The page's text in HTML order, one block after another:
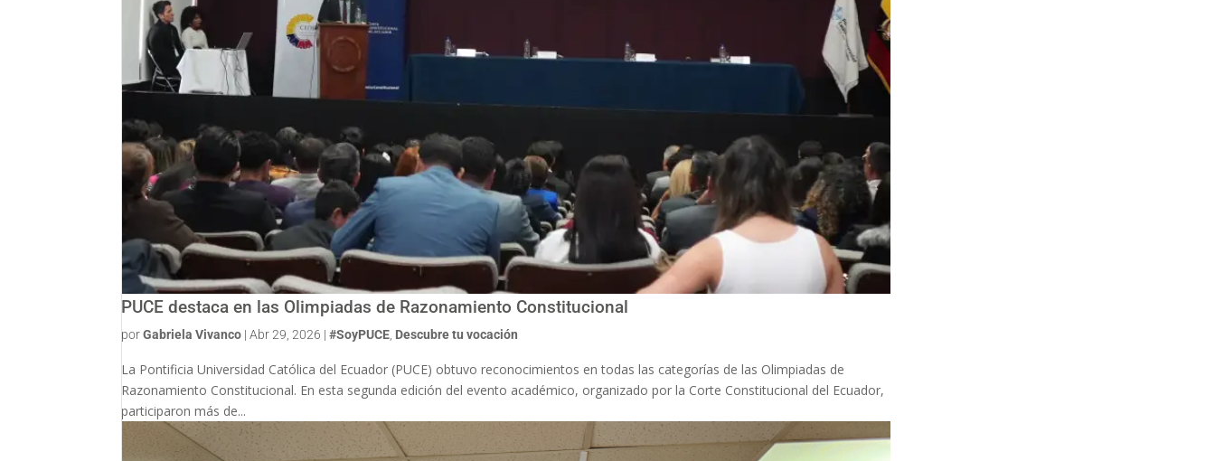
PUCE destaca en las Olimpiadas de Razonamiento Constitucional
porGabriela Vivanco |Abr 29, 2026 |#SoyPUCE Descubre tu vocación
La Pontificia Universidad Católica del Ecuador (PUCE) obtuvo reconocimientos en todas las categorías de las Olimpiadas de
Razonamiento Constitucional. En esta segunda edición del evento académico, organizado por la Corte Constitucional del Ecuador,
participaron más de...